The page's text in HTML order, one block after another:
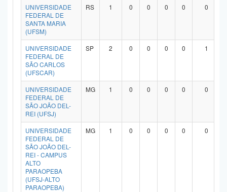
UNIVERSIDADE
FEDERAL DE
SANTA MARIA
(UFSM)
RS 1 0 0 0 0 0
UNIVERSIDADE
FEDERAL DE
SÃO CARLOS
(UFSCAR)
SP 2 0 0 0 0 1
UNIVERSIDADE
FEDERAL DE
SÃO JOÃO DEL-
REI (UFSJ)
MG 1 0 0 0 0 0
UNIVERSIDADE
FEDERAL DE
SÃO JOÃO DEL-
REI - CAMPUS
ALTO
PARAOPEBA
(UFSJ-ALTO
PARAOPEBA)
MG 1 0 0 0 0 0